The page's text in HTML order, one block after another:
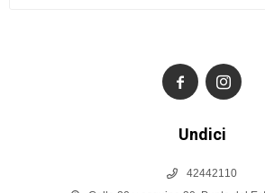
Undici
42442110
 